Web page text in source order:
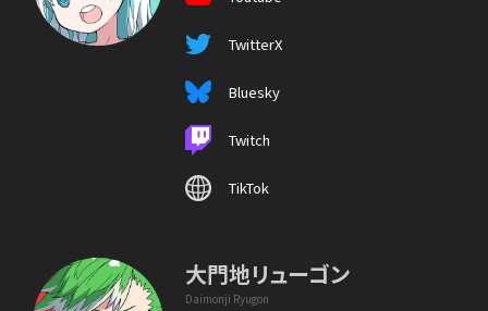
TwitterX
Bluesky
Twitch
TikTok
大門地リューゴン
Daimonji Ryugon